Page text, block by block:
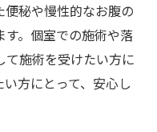
秘や慢性的なお腹の
。個室での施術や落
て施術を受けたい方に
方にとって、安心し